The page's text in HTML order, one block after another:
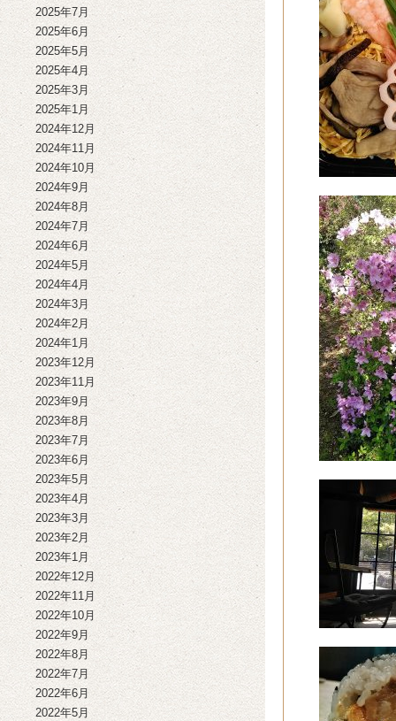
2025年7月
2025年6月
2025年5月
2025年4月
2025年3月
2025年1月
2024年12月
2024年11月
2024年10月
2024年9月
2024年8月
2024年7月
2024年6月
2024年5月
2024年4月
2024年3月
2024年2月
2024年1月
2023年12月
2023年11月
2023年9月
2023年8月
2023年7月
2023年6月
2023年5月
2023年4月
2023年3月
2023年2月
2023年1月
2022年12月
2022年11月
2022年10月
2022年9月
2022年8月
2022年7月
2022年6月
2022年5月